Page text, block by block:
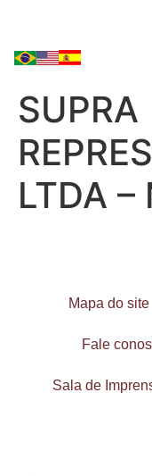
SUPRA
LTDA –
Mapa do site
Fale
Sala de